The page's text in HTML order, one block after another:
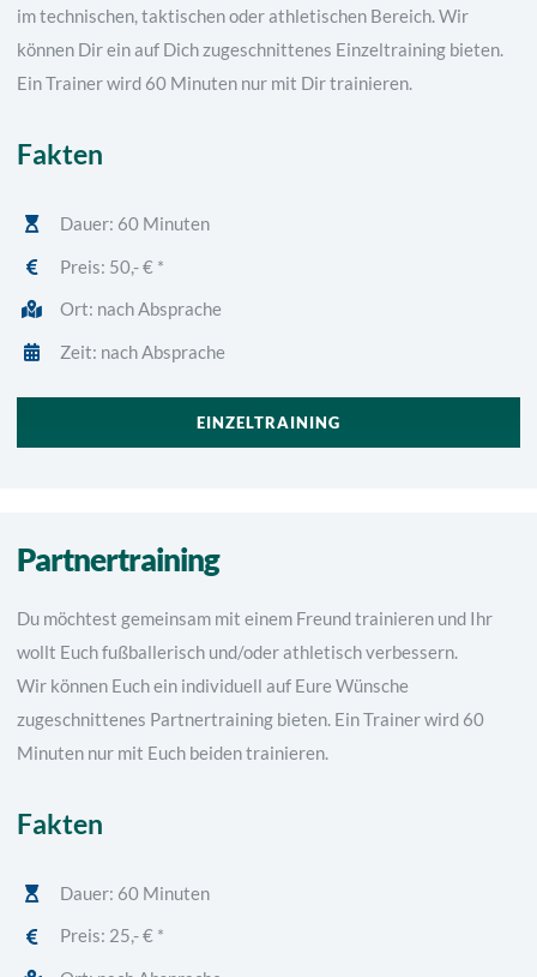
im technischen, taktischen oder athletischen Bereich. Wir
können Dir ein auf Dich zugeschnittenes Einzeltraining bieten.
Ein Trainer wird 60 Minuten nur mit Dir trainieren.
Fakten
Dauer: 60 Minuten
Preis: 50,- € *
Ort: nach Absprache
Zeit: nach Absprache
EINZELTRAINING
Partnertraining
Du möchtest gemeinsam mit einem Freund trainieren und Ihr
wollt Euch fußballerisch und/oder athletisch verbessern.
Wir können Euch ein individuell auf Eure Wünsche
zugeschnittenes Partnertraining bieten. Ein Trainer wird 60
Minuten nur mit Euch beiden trainieren.
Fakten
Dauer: 60 Minuten
Preis: 25,- € *